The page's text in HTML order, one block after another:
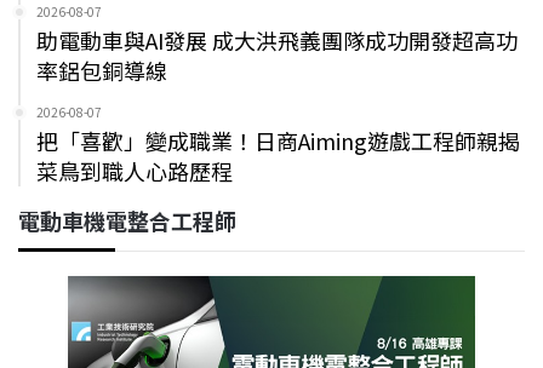
2026-08-07
助電動車與AI發展 成大洪飛義團隊成功開發超高功
率鋁包銅導線
2026-08-07
把「喜歡」變成職業！日商Aiming遊戲工程師親揭
菜鳥到職人心路歷程
電動車機電整合工程師